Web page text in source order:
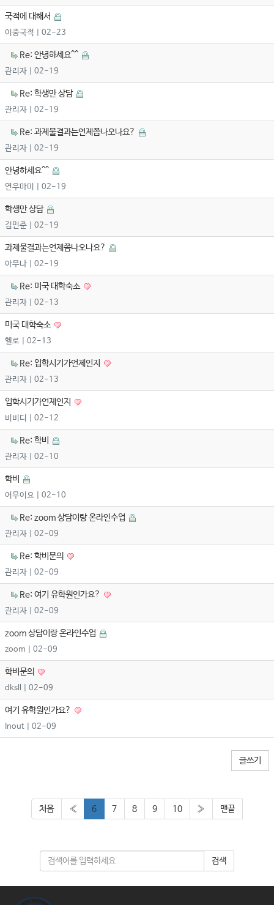
국적에 대해서
이중국적 | 02-23
Re: 안녕하세요^^
관리자 | 02-19
Re: 학생만 상담
관리자 | 02-19
Re: 과제물결과는언제쯤나오나요?
관리자 | 02-19
안녕하세요^^
연우마미 | 02-19
학생만 상담
김민준 | 02-19
과제물결과는언제쯤나오나요?
아무나 | 02-19
Re: 미국 대학숙소
관리자 | 02-13
미국 대학숙소
헬로 | 02-13
Re: 입학시기가언제인지
관리자 | 02-13
입학시기가언제인지
비비디 | 02-12
Re: 학비
관리자 | 02-10
학비
어무이요 | 02-10
Re: zoom 상담이랑 온라인수업
관리자 | 02-09
Re: 학비문의
관리자 | 02-09
Re: 여기 유학원인가요?
관리자 | 02-09
zoom 상담이랑 온라인수업
zoom | 02-09
학비문의
dksll | 02-09
여기 유학원인가요?
Inout | 02-09
글쓰기
처음 « 6 7 8 9 10 » 맨끝
검색